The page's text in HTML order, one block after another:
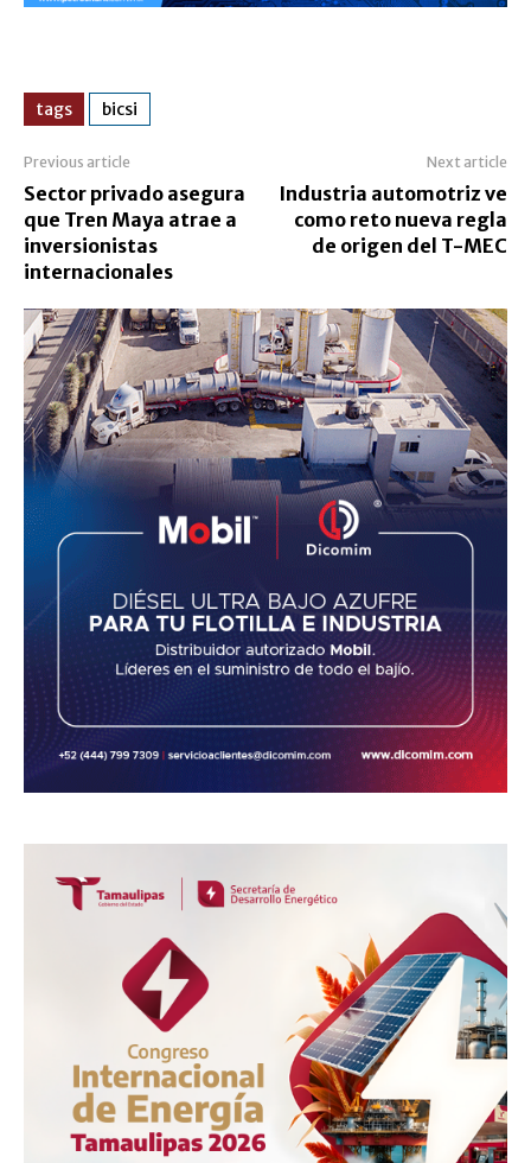
tags bicsi
Previous article
Sector privado asegura
que Tren Maya atrae a
inversionistas
internacionales
Next article
Industria automotriz ve
como reto nueva regla
de origen del T-MEC